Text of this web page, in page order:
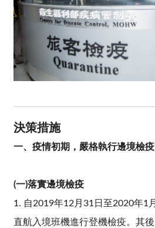
決策措施
一、疫情初期，嚴格執行邊境檢
(一)落實邊境檢疫
1. 自2019年12月31日至2020年1
直航入境班機進行登機檢疫。其